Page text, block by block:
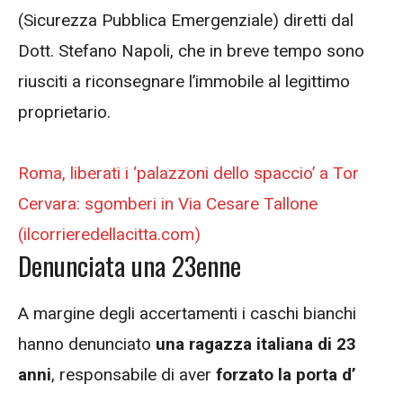
(Sicurezza Pubblica Emergenziale) diretti dal
Dott. Stefano Napoli, che in breve tempo sono
riusciti a riconsegnare l’immobile al legittimo
proprietario.
Roma, liberati i ‘palazzoni dello spaccio’ a Tor
Cervara: sgomberi in Via Cesare Tallone
(ilcorrieredellacitta.com)
Denunciata una 23enne
A margine degli accertamenti i caschi bianchi
hanno denunciato una ragazza italiana di 23
anni, responsabile di aver forzato la porta d’